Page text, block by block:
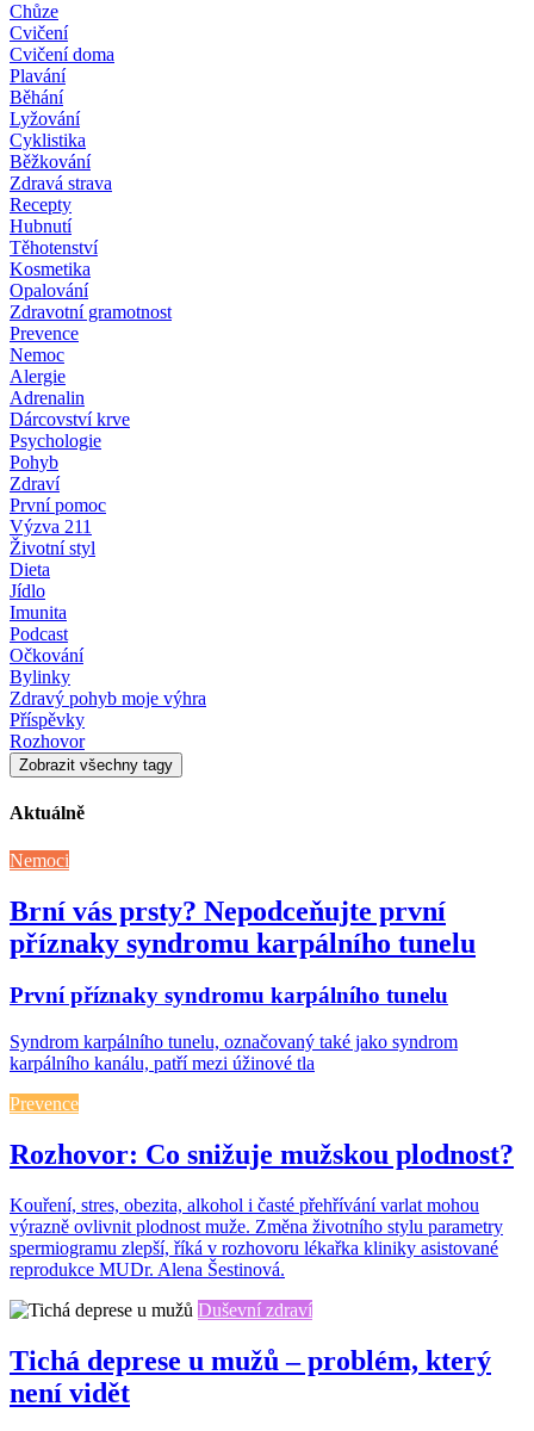
Chůze
Cvičení
Cvičení doma
Plavání
Běhání
Lyžování
Cyklistika
Běžkování
Zdravá strava
Recepty
Hubnutí
Těhotenství
Kosmetika
Opalování
Zdravotní gramotnost
Prevence
Nemoc
Alergie
Adrenalin
Dárcovství krve
Psychologie
Pohyb
Zdraví
První pomoc
Výzva 211
Životní styl
Dieta
Jídlo
Imunita
Podcast
Očkování
Bylinky
Zdravý pohyb moje výhra
Příspěvky
Rozhovor
Zobrazit všechny tagy
Aktuálně
Nemoci
Brní vás prsty? Nepodceňujte první
příznaky syndromu karpálního tunelu
První příznaky syndromu karpálního tunelu
Syndrom karpálního tunelu, označovaný také jako syndrom
karpálního kanálu, patří mezi úžinové tla
Prevence
Rozhovor: Co snižuje mužskou plodnost?
Kouření, stres, obezita, alkohol i časté přehřívání varlat mohou
výrazně ovlivnit plodnost muže. Změna životního stylu parametry
spermiogramu zlepší, říká v rozhovoru lékařka kliniky asistované
reprodukce MUDr. Alena Šestinová.
Duševní zdraví
Tichá deprese u mužů – problém, který
není vidět